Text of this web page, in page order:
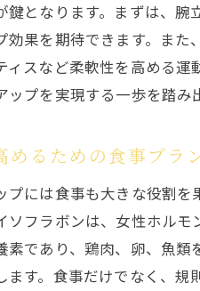
鍵となります。まずは、
効果を期待できます。ま
ィスなど柔軟性を高める
ップを実現する一歩を踏み
めるための食事プラ
プには食事も大きな役割
ソフラボンは、女性ホル
素であり、鶏肉、卵、魚
ます。食事だけでなく、